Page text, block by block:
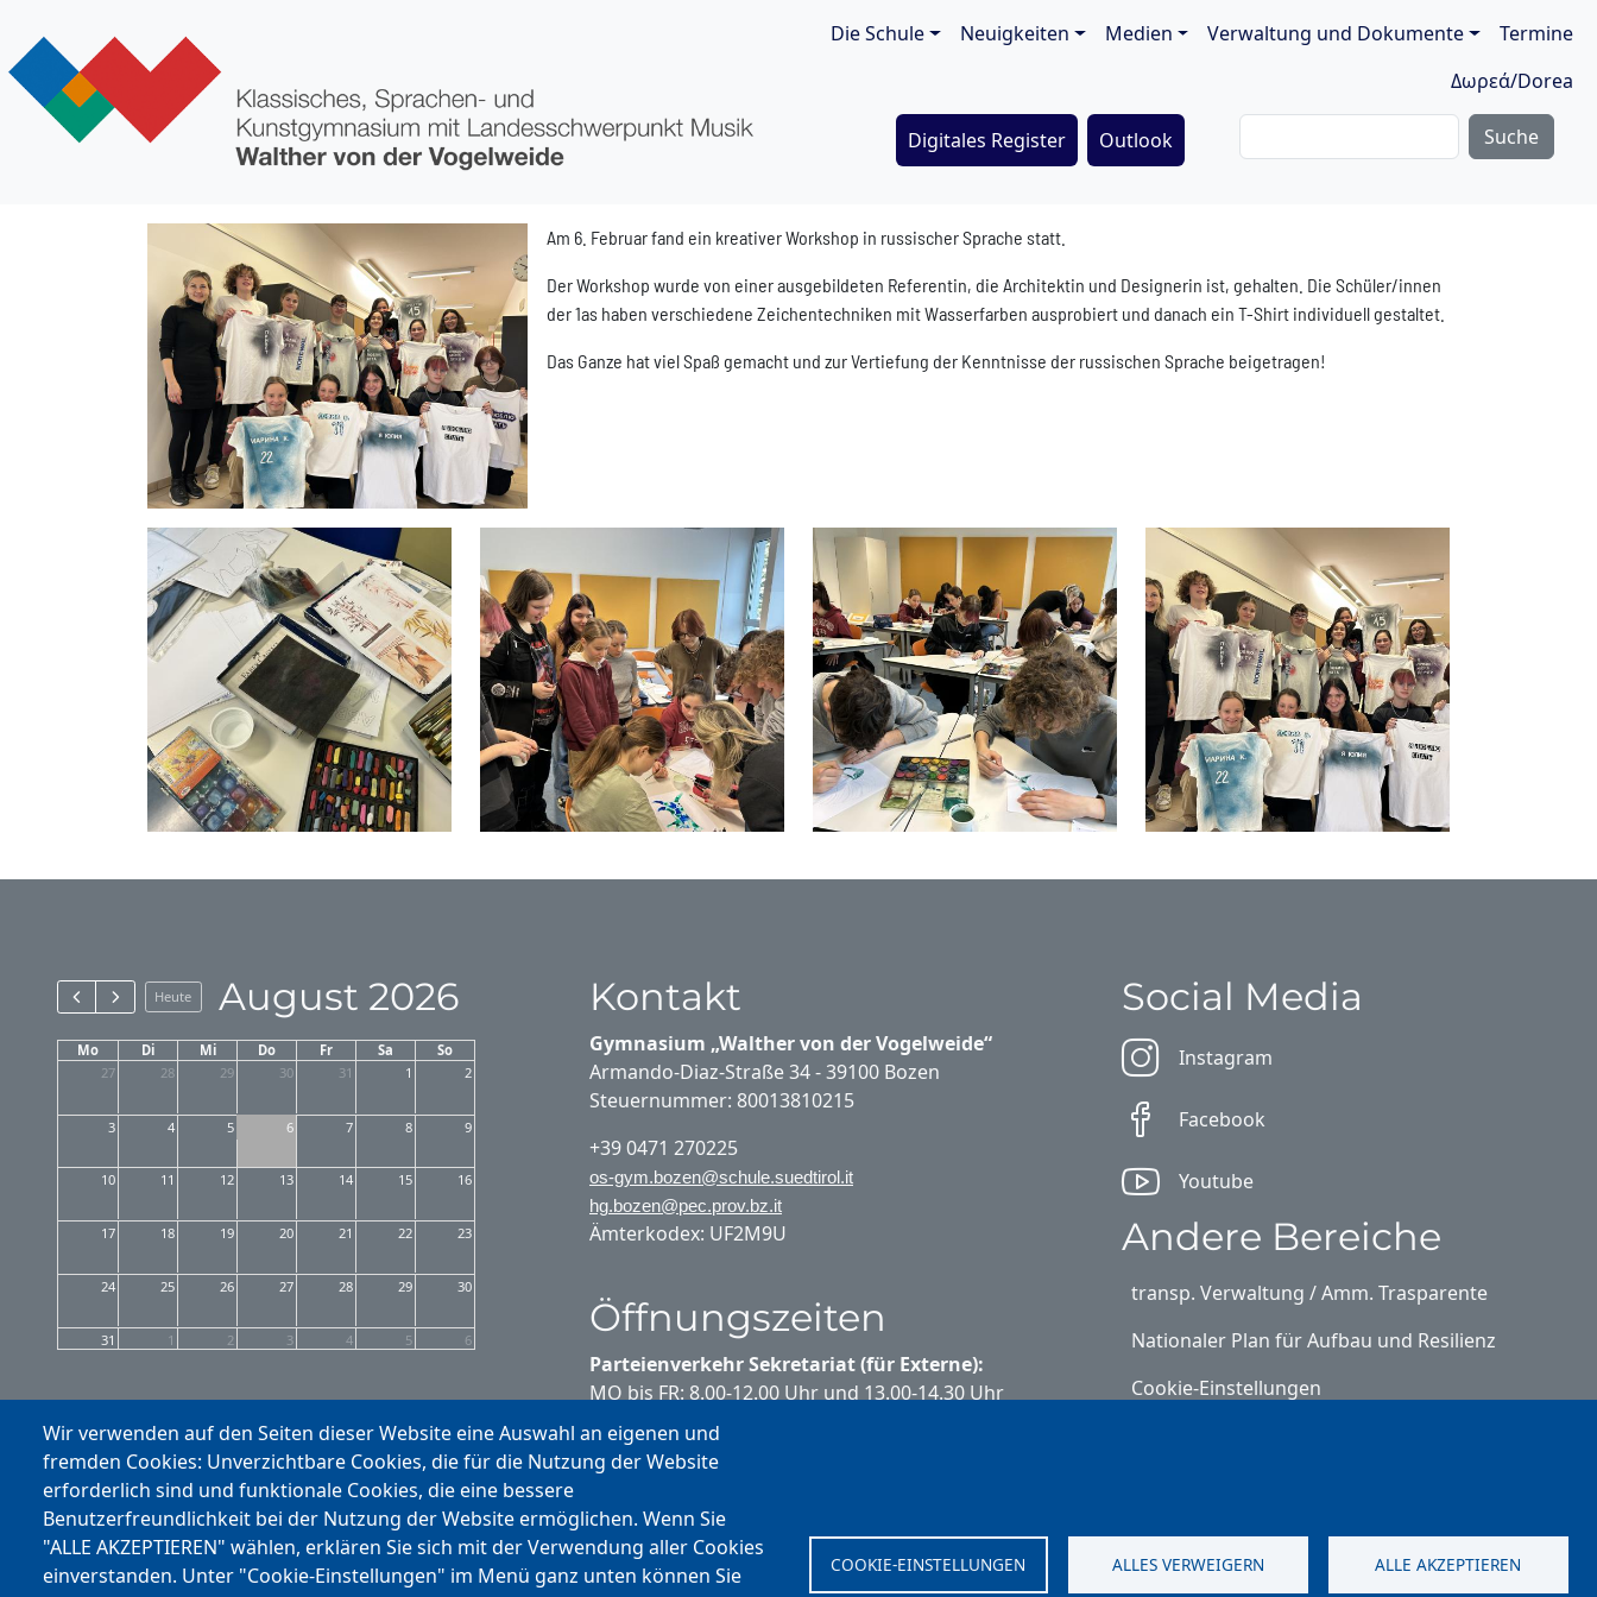
Wir verwenden auf den Seiten dieser Website eine Auswahl an eigenen und
fremden Cookies: Unverzichtbare Cookies, die für die Nutzung der Website
erforderlich sind und funktionale Cookies, die eine bessere
Benutzerfreundlichkeit bei der Nutzung der Website ermöglichen. Wenn Sie
"ALLE AKZEPTIEREN" wählen, erklären Sie sich mit der Verwendung aller Cookies
einverstanden. Unter "Cookie-Einstellungen" im Menü ganz unten können Sie
COOKIE-EINSTELLUNGEN ALLES VERWEIGERN ALLE AKZEPTIEREN
Main navigation
Die Schule Neuigkeiten Medien Verwaltung und Dokumente
Termine
Δωρεά/Dorea
Digitales Register Outlook
Am 6. Februar fand ein kreativer Workshop in russischer Sprache statt.
Der Workshop wurde von einer ausgebildeten Referentin, die Architektin und Designerin ist, gehalten. Die Schüler/innen
der 1as haben verschiedene Zeichentechniken mit Wasserfarben ausprobiert und danach ein T-Shirt individuell gestaltet.
Das Ganze hat viel Spaß gemacht und zur Vertiefung der Kenntnisse der russischen Sprache beigetragen!
Heute August 2026
Mo Di Mi Do Fr Sa
So
27
28 29 30 31 1 2
3 4 5 6 7 8 9
10 11 12 13 14 15 16
17 18 19 20 21 22 23
24 25 26 27 28 29 30
31 1 2 3 4 5 6
Kontakt
Gymnasium „Walther von der Vogelweide“
Armando-Diaz-Straße 34 - 39100 Bozen
Steuernummer: 80013810215
+39 0471 270225
os-gym.bozen@schule.suedtirol.it
hg.bozen@pec.prov.bz.it
Ämterkodex: UF2M9U
Öffnungszeiten
Parteienverkehr Sekretariat (für Externe):
MO bis FR: 8.00-12.00 Uhr und 13.00-14.30 Uhr
Parteienverkehr Sekretariat (für
Schülerinnen und Schüler):
MO bis DO: 13.00-14.00 Uhr
Ferienstundenplan:
Social Media
Instagram
Facebook
Youtube
Andere Bereiche
transp. Verwaltung / Amm. Trasparente
Nationaler Plan für Aufbau und Resilienz
Cookie-Einstellungen
⎋ Schulbibliothek
⎋ Sportnews von unserer Schule